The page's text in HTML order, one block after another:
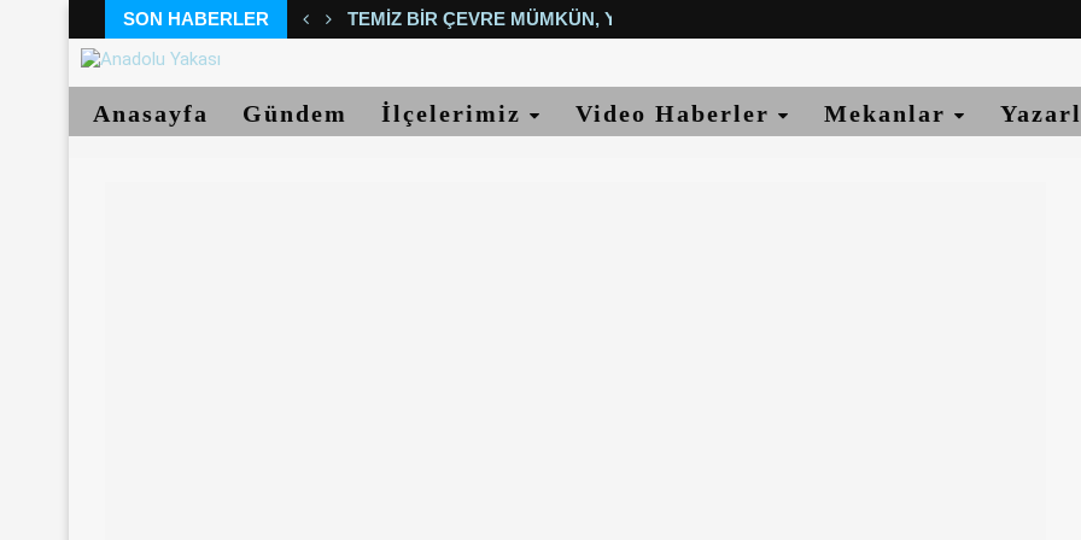
SON HABERLER TEMIZ BIR ÇEVRE MÜMKÜN, YETER...
Anasayfa Gündem İlçelerimiz Video Haberler Mekanlar